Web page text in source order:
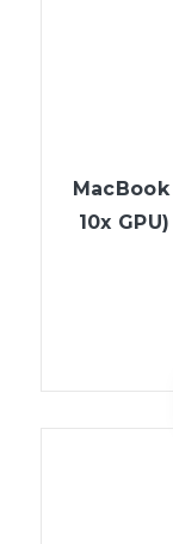
MacBook
10x